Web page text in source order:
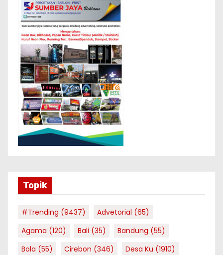
Topik
#Trending (9437) Advetorial (65)
Agama (120) Bali (35) Bandung (55)
Bola (55) Cirebon (346) Desa Ku (1910)